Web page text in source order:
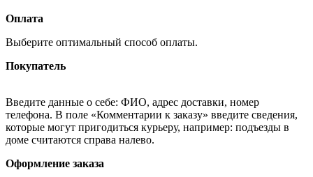
Оплата
Выберите оптимальный способ оплаты.
Покупатель
Введите данные о себе: ФИО, адрес доставки, номер
телефона. В поле «Комментарии к заказу» введите сведения,
которые могут пригодиться курьеру, например: подъезды в
доме считаются справа налево.
Оформление заказа